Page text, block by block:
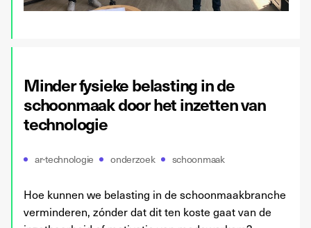
Minder fysieke belasting in de
schoonmaak door het inzetten van
technologie
ar-technologie onderzoek schoonmaak
Hoe kunnen we belasting in de schoonmaakbranche
verminderen, zónder dat dit ten koste gaat van de